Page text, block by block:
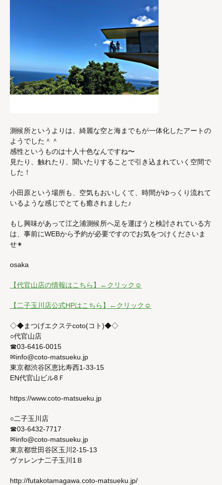
測候所というよりは、綺麗な空と海までもが一体化したアートの
ようでした＾＾
感性というものは十人十色なんですね〜
見たり、触れたり、聞いたりすることで引き込まれていく空間で
した！
小田原という場所も、空気もおいしくて、時間がゆっくり流れて
いるような感じでとても癒されました♪
もし興味があって江之浦測候所へ足を運ぼうと検討されている方
は、事前にWEBから予約が必要ですのでお気をつけくださいま
せ✴︎
osaka
【代官山店の情報はこちら】←クリック☺
【二子玉川店公式HPはこちら】←クリック☺
◇◆まつげエクステcoto(コト)◆◇
○代官山店
☎03-6416-0015
✉info@coto-matsueku.jp
東京都渋谷区恵比寿西1-33-15
EN代官山ビル8Ｆ
https://www.coto-matsueku.jp
○二子玉川店
☎03-6432-7717
✉info@coto-matsueku.jp
東京都世田谷区玉川2-15-13
ヴァレンナ二子玉川1Ｂ
http://futakotamagawa.coto-matsueku.jp/